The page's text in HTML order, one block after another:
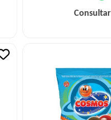
Consultar